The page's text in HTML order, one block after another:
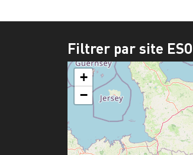
Filtrer par site ESO
+
−